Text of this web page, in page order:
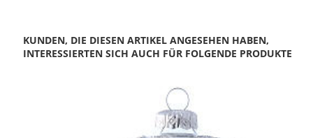
KUNDEN, DIE DIESEN ARTIKEL ANGESEHEN HABEN,
INTERESSIERTEN SICH AUCH FÜR FOLGENDE PRODUKTE